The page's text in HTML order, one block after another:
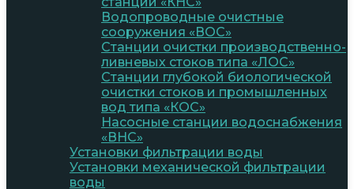
Водопроводные очистные
сооружения «ВОС»
Станции очистки производственно-
ливневых стоков типа «ЛОС»
Станции глубокой биологической
очистки стоков и промышленных
вод типа «КОС»
Насосные станции водоснабжения
«ВНС»
Установки фильтрации воды
Установки механической фильтрации
воды